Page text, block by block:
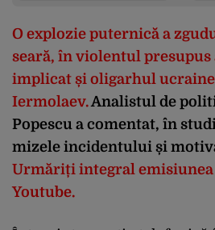
O explozie puternică a
seară, în violentul
implicat și oligarhul
Iermolaev.Analistul de
Popescu a comentat, în
mizele incidentului și
Urmăriți integral emisiunea
Youtube.